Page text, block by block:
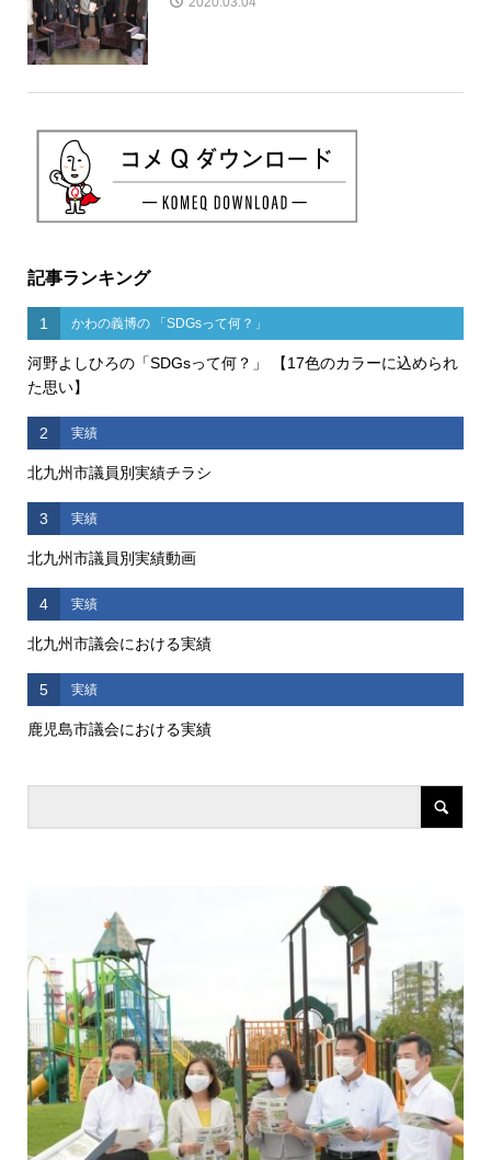
記事ランキング
1 かわの義博の 「SDGsって何？」
河野よしひろの「SDGsって何？」 【17色のカラーに込められ
た思い】
2 実績
北九州市議員別実績チラシ
3 実績
北九州市議員別実績動画
4 実績
北九州市議会における実績
5 実績
鹿児島市議会における実績